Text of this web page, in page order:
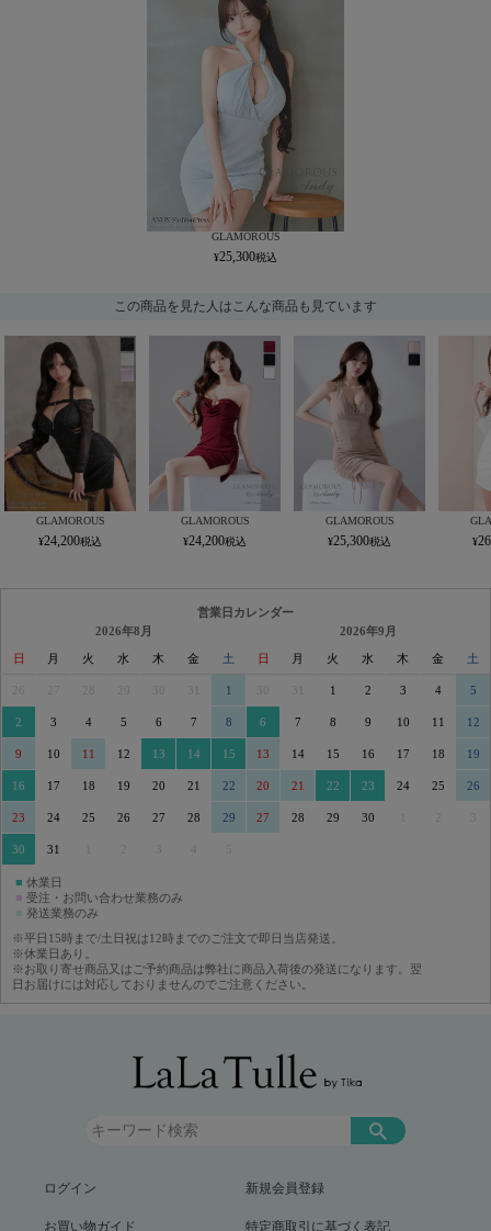
GLAMOROUS
25,300
この商品を見た人はこんな商品も見ています
GLAMOROUS
24,200
GLAMOROUS
24,200
GLAMOROUS
25,300
営業日カレンダー
2026年8月
日 月 火 水 木 金 土
1
2 3 4 5 6 7 8
9 10 11 12 13 14 15
16 17 18 19 20 21 22
23 24 25 26 27 28 29
30 31 5
2026年9月
日 月 火 水 木 金 土
1 2 3 4 5
6 7 8 9 10 11 12
13 14 15 16 17 18 19
20 21 22 23 24 25 26
27 28 29 30
■ 休業日
■ 受注・お問い合わせ業務のみ
■ 発送業務のみ
※平日15時まで/土日祝は12時までのご注文で即日当店発送。
※休業日あり。
※お取り寄せ商品又はご予約商品は弊社に商品入荷後の発送になります。翌
日お届けには対応しておりませんのでご注意ください。
ログイン 新規会員登録
お買い物ガイド 特定商取引に基づく表記